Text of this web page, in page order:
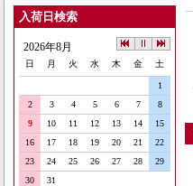
入荷日検索
2026年8月
日 月 火 水 木 金 土
1
2
3 4 5 6 7
8
9
10 11 12 13 14
15
16
17 18 19 20 21
22
23
24 25 26 27 28
29
30
31